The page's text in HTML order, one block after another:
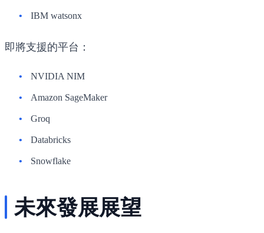
IBM watsonx
即將支援的平台：
NVIDIA NIM
Amazon SageMaker
Groq
Databricks
Snowflake
未來發展展望